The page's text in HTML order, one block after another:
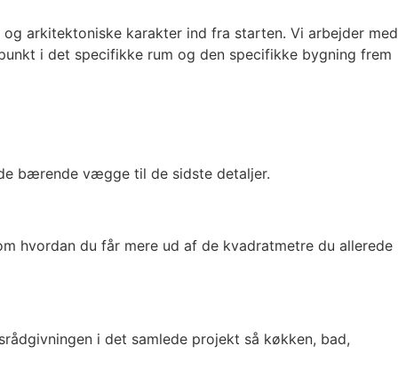
arkitektoniske karakter ind fra starten. Vi arbejder med
i det specifikke rum og den specifikke bygning frem
bærende vægge til de sidste detaljer.
hvordan du får mere ud af de kvadratmetre du allerede
i det samlede projekt så køkken, bad,